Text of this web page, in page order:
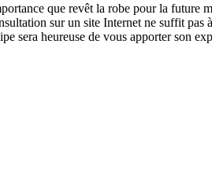
que revêt la robe pour la future
sur un site Internet ne suffit
sera heureuse de vous apporter son